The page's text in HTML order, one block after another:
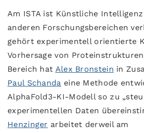
Am ISTA ist Künstliche
anderen Forschungsbereichen
gehört experimentell orientierte
Vorhersage von
Bereich hat Alex Bronstein in
Paul Schanda eine Methode
AlphaFold3-KI-Modell so zu
experimentellen Daten
Henzinger arbeitet derweil am